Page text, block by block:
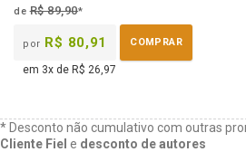
deR$ 89,90*
por R$ 80,91 COMPRAR
em 3x de R$ 26,97
* Desconto não cumulativo com outras
Cliente Fiel e desconto de autores